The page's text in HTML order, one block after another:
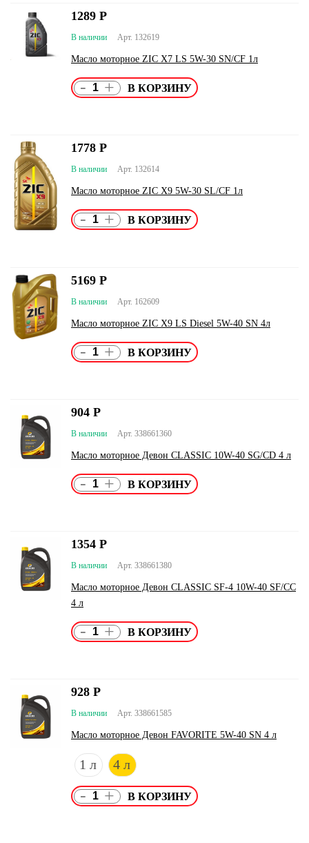
Арт. 132619
В наличии
Масло моторное ZIC X7 LS 5W-30 SN/CF 1л
1289 Р
- +
Арт. 132614
В наличии
Масло моторное ZIC X9 5W-30 SL/CF 1л
1778 Р
- +
Арт. 162609
В наличии
Масло моторное ZIC X9 LS Diesel 5W-40 SN 4л
5169 Р
- +
Арт. 338661360
В наличии
Масло моторное Девон CLASSIC 10W-40 SG/CD 4 л
904 Р
- +
Арт. 338661380
В наличии
Масло моторное Девон CLASSIC SF-4 10W-40 SF/CC
4 л
1354 Р
- +
Арт. 338661585
В наличии
Масло моторное Девон FAVORITE 5W-40 SN 4 л
1 л 4 л
928 Р
- +